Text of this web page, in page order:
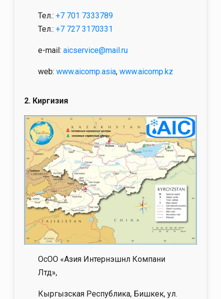
Тел.: +7 701 7333789
Тел.: +7 727 3170331
e-mail: aicservice@mail.ru
web: www.aicomp.asia, www.aicomp.kz
2. Киргизия
ОсОО «Азия Интернэшнл Компани
Лтд»,
Кыргызская Республика, Бишкек, ул.